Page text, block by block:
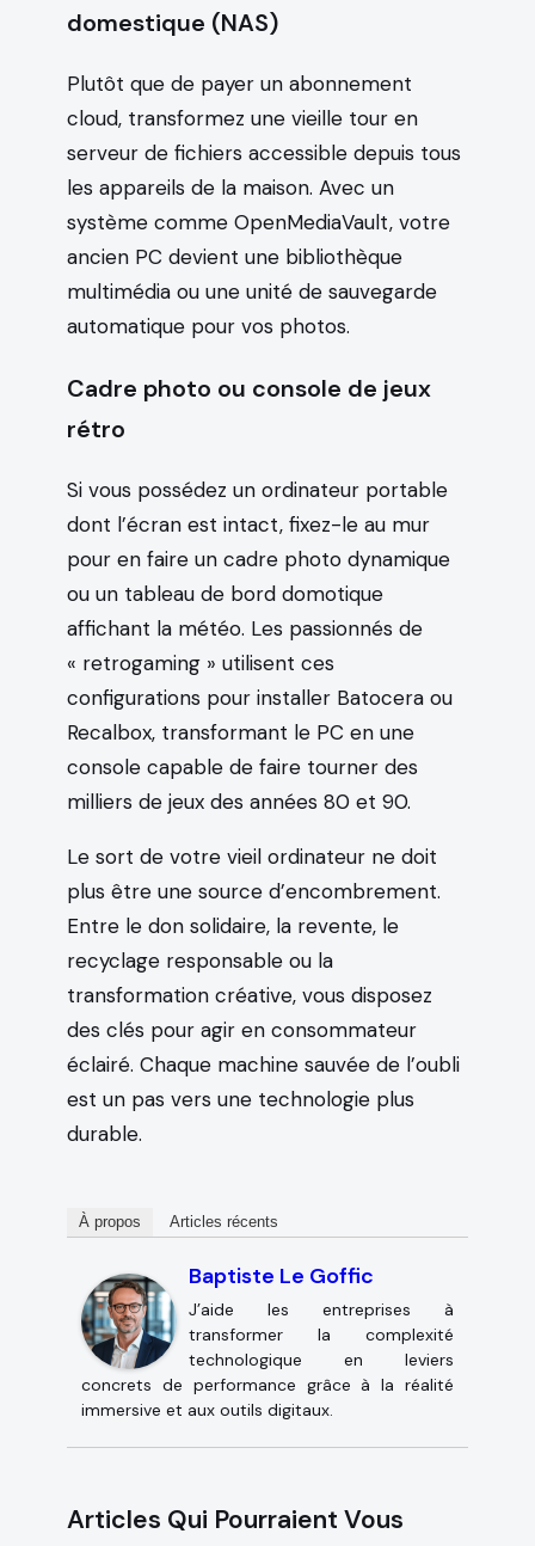
domestique (NAS)
Plutôt que de payer un abonnement
cloud, transformez une vieille tour en
serveur de fichiers accessible depuis tous
les appareils de la maison. Avec un
système comme OpenMediaVault, votre
ancien PC devient une bibliothèque
multimédia ou une unité de sauvegarde
automatique pour vos photos.
Cadre photo ou console de jeux
rétro
Si vous possédez un ordinateur portable
dont l’écran est intact, fixez-le au mur
pour en faire un cadre photo dynamique
ou un tableau de bord domotique
affichant la météo. Les passionnés de
« retrogaming » utilisent ces
configurations pour installer Batocera ou
Recalbox, transformant le PC en une
console capable de faire tourner des
milliers de jeux des années 80 et 90.
Le sort de votre vieil ordinateur ne doit
plus être une source d’encombrement.
Entre le don solidaire, la revente, le
recyclage responsable ou la
transformation créative, vous disposez
des clés pour agir en consommateur
éclairé. Chaque machine sauvée de l’oubli
est un pas vers une technologie plus
durable.
À propos Articles récents
Baptiste Le Goffic
J’aide les entreprises à
transformer la complexité
technologique en leviers
concrets de performance grâce à la réalité
immersive et aux outils digitaux.
Articles Qui Pourraient Vous